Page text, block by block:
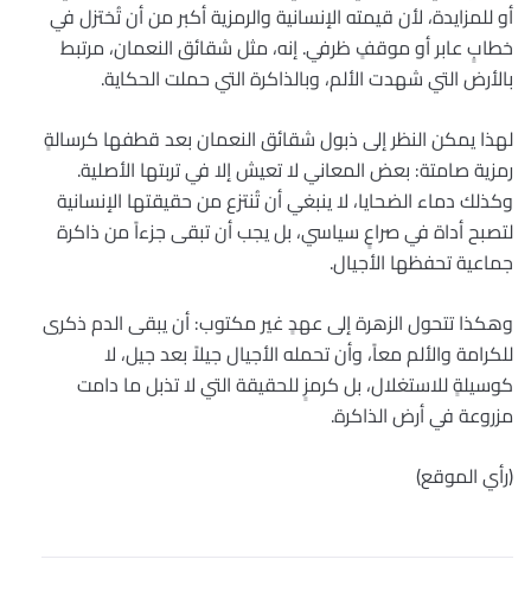
أو للمزايدة، لأن قيمته الإنسانية والرمزية أكبر من أن تُختزل في
خطابٍ عابر أو موقفٍ ظرفي. إنه، مثل شقائق النعمان، مرتبط
بالأرض التي شهدت الألم، وبالذاكرة التي حملت الحكاية.
لهذا يمكن النظر إلى ذبول شقائق النعمان بعد قطفها كرسالةٍ
رمزية صامتة: بعض المعاني لا تعيش إلا في تربتها الأصلية.
وكذلك دماء الضحايا، لا ينبغي أن تُنتزع من حقيقتها الإنسانية
لتصبح أداة في صراعٍ سياسي، بل يجب أن تبقى جزءاً من ذاكرة
جماعية تحفظها الأجيال.
وهكذا تتحول الزهرة إلى عهدٍ غير مكتوب: أن يبقى الدم ذكرى
للكرامة والألم معاً، وأن تحمله الأجيال جيلاً بعد جيل، لا
كوسيلةٍ للاستغلال، بل كرمزٍ للحقيقة التي لا تذبل ما دامت
مزروعة في أرض الذاكرة.
(رأي الموقع)